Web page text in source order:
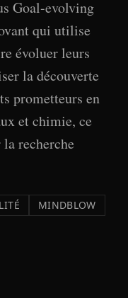
Goal-evolving
qui utilise
évoluer leurs
la découverte
prometteurs en
et chimie, ce
recherche
MINDBLOW